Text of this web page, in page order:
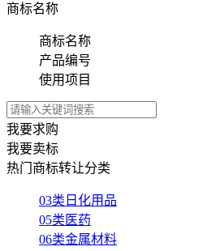
商标名称
商标名称
产品编号
使用项目
我要求购
我要卖标
热门商标转让分类
03类日化用品
05类医药
06类金属材料